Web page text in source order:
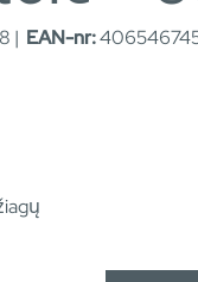
| EAN-nr: